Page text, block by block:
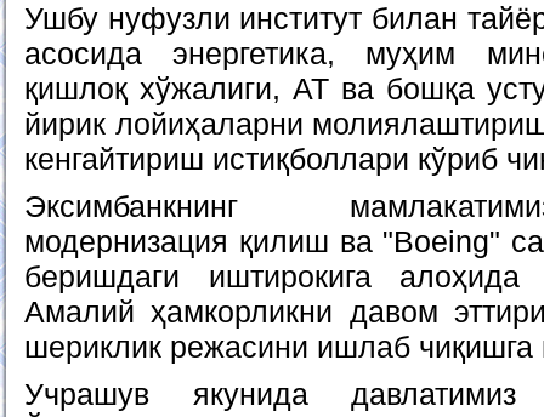
Ушбу нуфузли институт билан
асосида энергетика, муҳим
қишлоқ хўжалиги, АТ ва бошқа
йирик лойиҳаларни
кенгайтириш истиқболлари кўриб
Эксимбанкнинг
модернизация қилиш ва "Boeing"
беришдаги иштирокига алоҳида
Амалий ҳамкорликни давом
шериклик режасини ишлаб
Учрашув якунида давлатимиз